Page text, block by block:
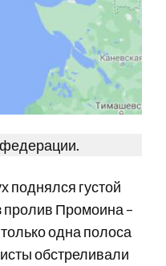
поднялся густой
пролив Промоина –
одна полоса
обстреливали